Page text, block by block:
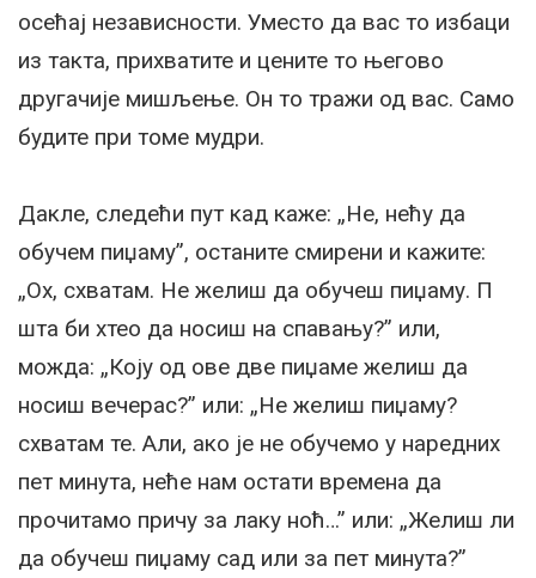
осећај независности. Уместо да вас то избаци
из такта, прихватите и цените то његово
другачије мишљење. Он то тражи од вас. Само
будите при томе мудри.
Дакле, следећи пут кад каже: „Не, нећу да
обучем пиџаму”, останите смирени и кажите:
„Ох, схватам. Не желиш да обучеш пиџаму. П
шта би хтео да носиш на спавању?” или,
можда: „Коју од ове две пиџаме желиш да
носиш вечерас?” или: „Не желиш пиџаму?
схватам те. Али, ако је не обучемо у наредних
пет минута, неће нам остати времена да
прочитамо причу за лаку ноћ…” или: „Желиш ли
да обучеш пиџаму сад или за пет минута?”